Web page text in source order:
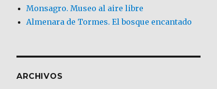
Monsagro. Museo al aire libre
Almenara de Tormes. El bosque encantado
ARCHIVOS